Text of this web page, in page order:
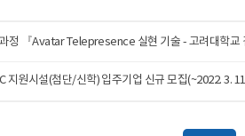
정 『​Avatar Telepresence 실현 기술 - 고려대학교
지원시설(첨단/신학) 입주기업 신규 모집(~2022. 3.